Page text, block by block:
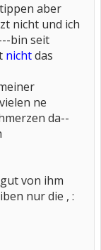
aber
nicht und ich
bin seit
nichtdas
ne
da--
von ihm
nur die , :